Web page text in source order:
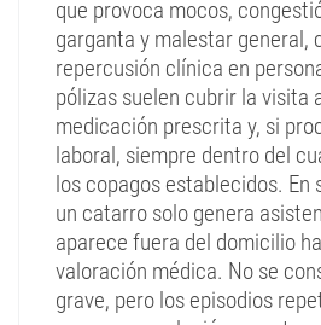
que provoca mocos,
garganta y malestar general,
repercusión clínica en
pólizas suelen cubrir la visita
medicación prescrita y, si
laboral, siempre dentro del
los copagos establecidos. En
un catarro solo genera
aparece fuera del domicilio
valoración médica. No se
grave, pero los episodios